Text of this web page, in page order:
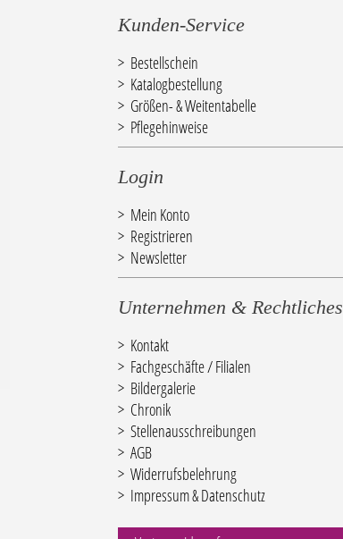
Kunden-Service
Bestellschein
Katalogbestellung
Größen- & Weitentabelle
Pflegehinweise
Login
Mein Konto
Registrieren
Newsletter
Unternehmen & Rechtliches
Kontakt
Fachgeschäfte / Filialen
Bildergalerie
Chronik
Stellenausschreibungen
AGB
Widerrufsbelehrung
Impressum & Datenschutz